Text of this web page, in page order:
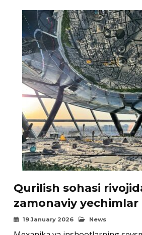
Qurilish sohasi
zamonaviy yechimlar
19 January 2026 News